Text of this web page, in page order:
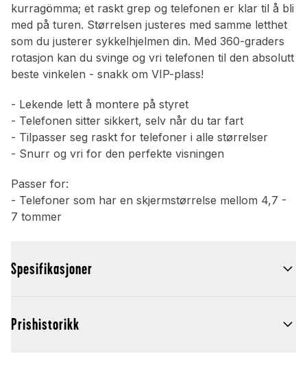
kurragömma; et raskt grep og telefonen er klar til å bli
med på turen. Størrelsen justeres med samme letthet
som du justerer sykkelhjelmen din. Med 360-graders
rotasjon kan du svinge og vri telefonen til den absolutt
beste vinkelen - snakk om VIP-plass!
- Lekende lett å montere på styret
- Telefonen sitter sikkert, selv når du tar fart
- Tilpasser seg raskt for telefoner i alle størrelser
- Snurr og vri for den perfekte visningen
Passer for:
- Telefoner som har en skjermstørrelse mellom 4,7 -
7 tommer
Spesifikasjoner
Prishistorikk